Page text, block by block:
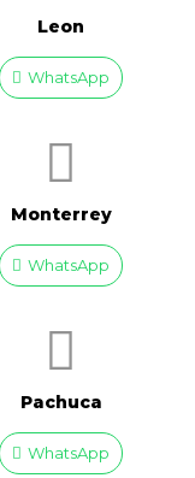
Leon
WhatsApp
Monterrey
WhatsApp
Pachuca
WhatsApp